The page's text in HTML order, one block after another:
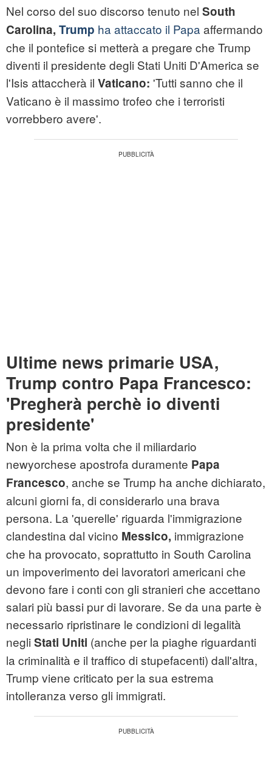
Nel corso del suo discorso tenuto nel South
Carolina, Trump ha attaccato il Papa affermando
che il pontefice si metterà a pregare che Trump
diventi il presidente degli Stati Uniti D'America se
l'Isis attaccherà il Vaticano: 'Tutti sanno che il
Vaticano è il massimo trofeo che i terroristi
vorrebbero avere'.
Ultime news primarie USA,
Trump contro Papa Francesco:
'Pregherà perchè io diventi
presidente'
Non è la prima volta che il miliardario
newyorchese apostrofa duramente Papa
Francesco, anche se Trump ha anche dichiarato,
alcuni giorni fa, di considerarlo una brava
persona. La 'querelle' riguarda l'immigrazione
clandestina dal vicino Messico, immigrazione
che ha provocato, soprattutto in South Carolina
un impoverimento dei lavoratori americani che
devono fare i conti con gli stranieri che accettano
salari più bassi pur di lavorare. Se da una parte è
necessario ripristinare le condizioni di legalità
negli Stati Uniti (anche per la piaghe riguardanti
la criminalità e il traffico di stupefacenti) dall'altra,
Trump viene criticato per la sua estrema
intolleranza verso gli immigrati.